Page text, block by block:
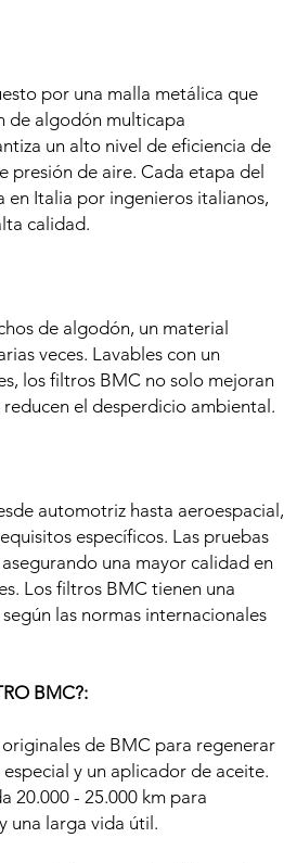
por una malla metálica que
de algodón multicapa
un alto nivel de eficiencia de
de aire. Cada etapa del
en Italia por ingenieros italianos,
calidad.
de algodón, un material
veces. Lavables con un
los filtros BMC no solo mejoran
el desperdicio ambiental.
automotriz hasta aeroespacial,
específicos. Las pruebas
una mayor calidad en
Los filtros BMC tienen una
las normas internacionales
BMC?:
de BMC para regenerar
y un aplicador de aceite.
20.000 - 25.000 km para
una larga vida útil.